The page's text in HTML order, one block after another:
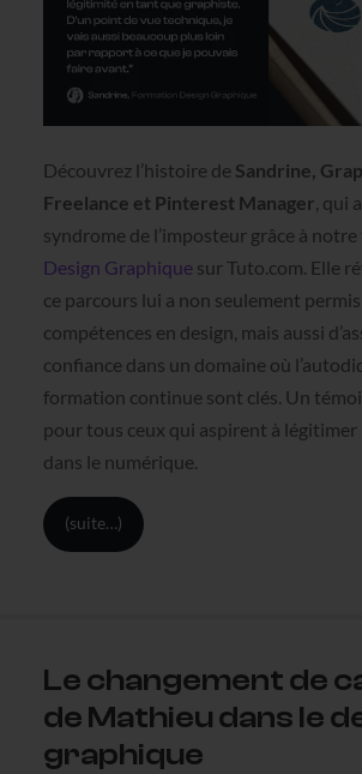
Découvrez l’histoire de Sandrine,
Freelance et Pinterest Manager , qui
syndrome de l’imposteur grâce à notre
Design Graphiquesur Tuto.com. Elle
ce parcours lui a non seulement
compétences en design, mais aussi
confiance dans un domaine où
formation continue sont clés. Un
pour tous ceux qui aspirent à
dans le numérique.
(suite…)
Le changement de
de Mathieu dans le
graphique